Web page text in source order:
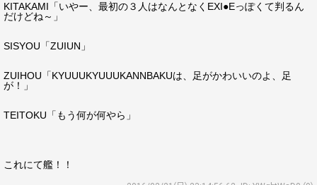
KITAKAMI「いやー、最初の３人はなんとなくEXI●Eっぽくて判るん
だけどね～」
SISYOU「ZUIUN」
ZUIHOU「KYUUUKYUUUKANNBAKUは、足がかわいいのよ、足
が！」
TEITOKU「もう何が何やら」
これにて艦！！